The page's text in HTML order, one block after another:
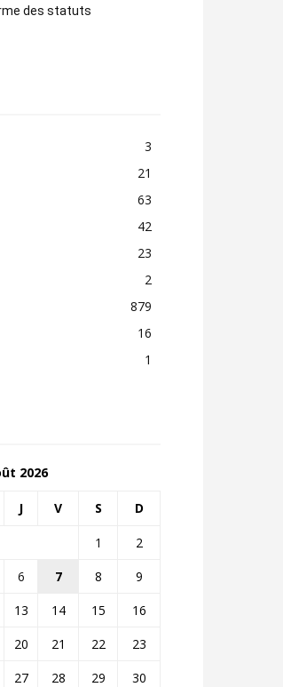
des statuts
3
21
63
42
23
2
879
16
1
2026
J V S D
1
2
6 7 8
9
13 14 15
16
20 21 22
23
27 28 29
30